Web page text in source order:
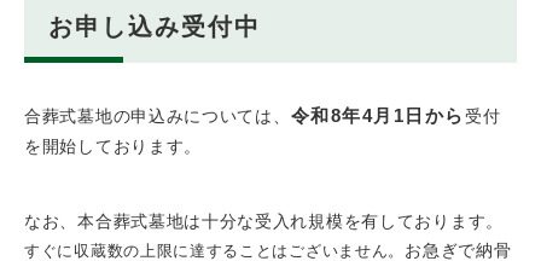
お申し込み受付中
合葬式墓地の申込みについては、 令和8年4月1日から受付
を開始しております。
なお、本合葬式墓地は十分な受入れ規模を有しております。
すぐに収蔵数の上限に達することはございません。 お急ぎで納骨